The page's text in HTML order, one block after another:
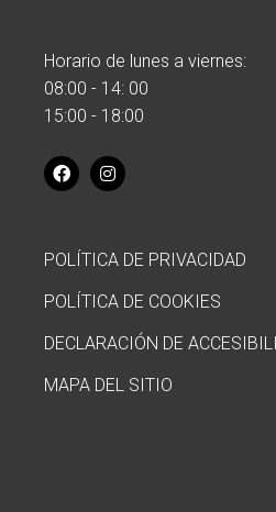
Horario de lunes a viernes:
08:00 - 14: 00
15:00 - 18:00
POLÍTICA DE PRIVACIDAD
POLÍTICA DE COOKIES
DECLARACIÓN DE
MAPA DEL SITIO